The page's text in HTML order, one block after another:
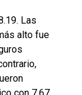
Las
alto fue
con 7.67